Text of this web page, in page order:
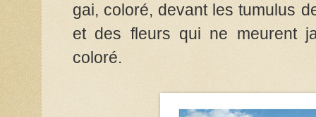
gai, coloré, devant les tumulus
et des fleurs qui ne meurent
coloré.